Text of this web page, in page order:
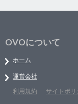
OVOについて
ホーム
運営会社
利用規約
サイトポリ